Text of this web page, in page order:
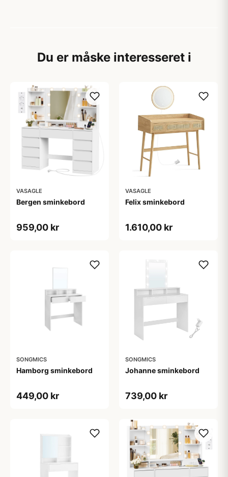
Du er måske interesseret i
VASAGLE
Bergen sminkebord
959,00 kr
VASAGLE
Felix sminkebord
1.610,00 kr
SONGMICS
Hamborg sminkebord
449,00 kr
SONGMICS
Johanne sminkebord
739,00 kr